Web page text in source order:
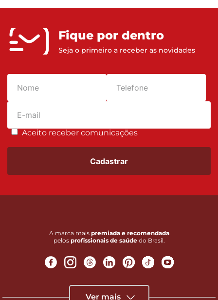
Fique por dentro
Seja o primeiro a receber as novidades
Aceito receber comunicações
Cadastrar
A marca mais premiada e recomendada
pelos profissionais de saúdedo Brasil.
Ver mais